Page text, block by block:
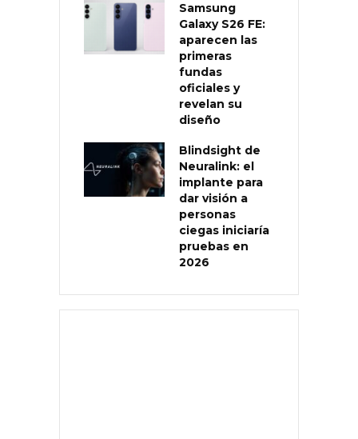
Samsung
Galaxy S26 FE:
aparecen las
primeras
fundas
oficiales y
revelan su
diseño
Blindsight de
Neuralink: el
implante para
dar visión a
personas
ciegas iniciaría
pruebas en
2026